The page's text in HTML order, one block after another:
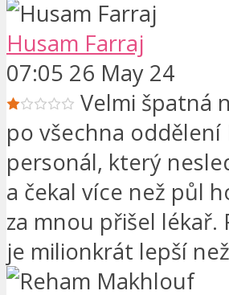
Husam Farraj
07:05 26 May 24
Velmi špatná
po všechna
personál, který
a čekal více než půl
za mnou přišel lékař.
je milionkrát lepší